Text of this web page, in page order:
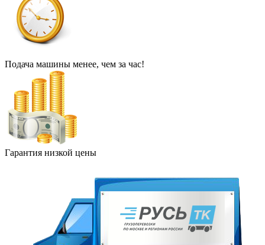
Подача машины менее, чем за час!
Гарантия низкой цены